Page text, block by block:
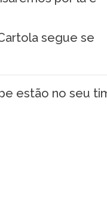
segue se
estão no seu